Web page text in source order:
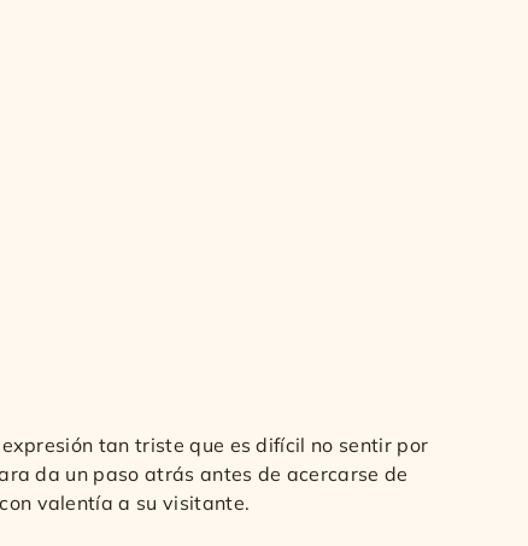
tan triste que es difícil no sentir por
da un paso atrás antes de acercarse de
valentía a su visitante.